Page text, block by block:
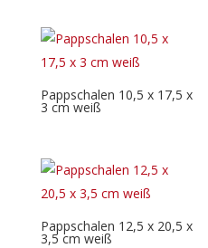
Pappschalen 10,5 x 17,5 x
3 cm weiß
Pappschalen 12,5 x 20,5 x
3,5 cm weiß